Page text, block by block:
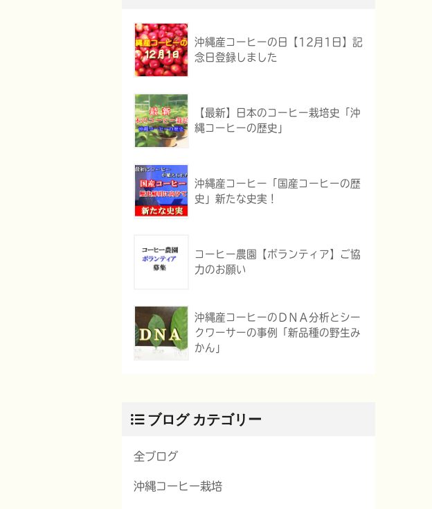
沖縄産コーヒーの日【12月1日】記
念日登録しました
【最新】日本のコーヒー栽培史「沖
縄コーヒーの歴史」
沖縄産コーヒー「国産コーヒーの歴
史」新たな史実！
コーヒー農園【ボランティア】ご協
力のお願い
沖縄産コーヒーのＤＮＡ分析とシー
クワーサーの事例「新品種の野生み
かん」
ブログ カテゴリー
全ブログ
沖縄コーヒー栽培